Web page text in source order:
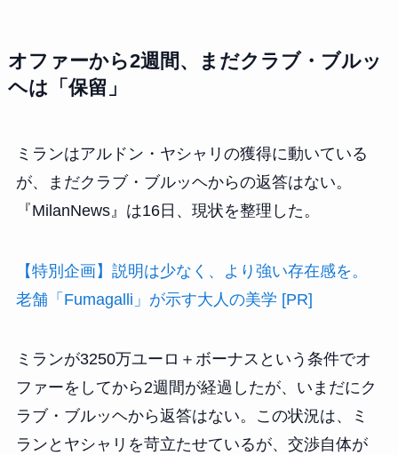
オファーから2週間、まだクラブ・ブルッ
ヘは「保留」
ミランはアルドン・ヤシャリの獲得に動いている
が、まだクラブ・ブルッヘからの返答はない。
『MilanNews』は16日、現状を整理した。
【特別企画】説明は少なく、より強い存在感を。
老舗「Fumagalli」が示す大人の美学 [PR]
ミランが3250万ユーロ＋ボーナスという条件でオ
ファーをしてから2週間が経過したが、いまだにク
ラブ・ブルッヘから返答はない。この状況は、ミ
ランとヤシャリを苛立たせているが、交渉自体が